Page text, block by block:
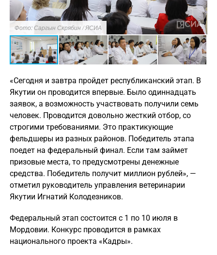
Фото: Саргын Скрябин / ЯСИА
«Сегодня и завтра пройдет республиканский этап. В
Якутии он проводится впервые. Было одиннадцать
заявок, а возможность участвовать получили семь
человек. Проводится довольно жесткий отбор, со
строгими требованиями. Это практикующие
фельдшеры из разных районов. Победитель этапа
поедет на федеральный финал. Если там займет
призовые места, то предусмотрены денежные
средства. Победитель получит миллион рублей», —
отметил руководитель управления ветеринарии
Якутии Игнатий Колодезников.
Федеральный этап состоится с 1 по 10 июля в
Мордовии. Конкурс проводится в рамках
национального проекта «Кадры».